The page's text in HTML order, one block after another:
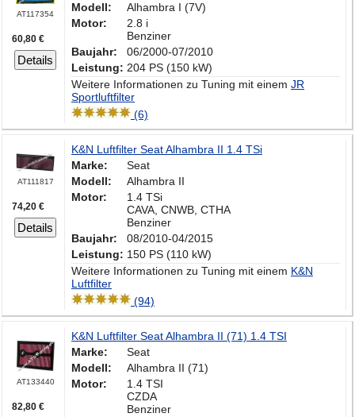
AT117354
60,80 €
Details
Modell:
Alhambra I (7V)
Motor:
2.8 i
Benziner
Baujahr:
06/2000-07/2010
Leistung: 204 PS (150 kW)
Weitere Informationen zu Tuning mit einem JR
Sportluftfilter
(6)
AT111817
74,20 €
Details
K&N Luftfilter Seat Alhambra II 1.4 TSi
Marke:
Seat
Modell:
Alhambra II
Motor:
1.4 TSi
CAVA, CNWB, CTHA
Benziner
Baujahr:
08/2010-04/2015
Leistung: 150 PS (110 kW)
Weitere Informationen zu Tuning mit einem K&N
Luftfilter
(94)
AT133440
82,80 €
K&N Luftfilter Seat Alhambra II (71) 1.4 TSI
Marke:
Seat
Modell:
Alhambra II (71)
Motor:
1.4 TSI
CZDA
Benziner